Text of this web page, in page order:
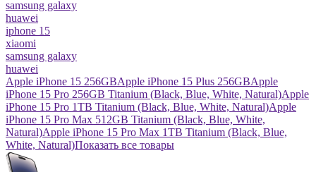
samsung galaxy
huawei
iphone 15
xiaomi
samsung galaxy
huawei
Apple iPhone 15 256GBApple iPhone 15 Plus 256GBApple
iPhone 15 Pro 256GB Titanium (Black, Blue, White, Natural)Apple
iPhone 15 Pro 1TB Titanium (Black, Blue, White, Natural)Apple
iPhone 15 Pro Max 512GB Titanium (Black, Blue, White,
Natural)Apple iPhone 15 Pro Max 1TB Titanium (Black, Blue,
White, Natural)Показать все товары